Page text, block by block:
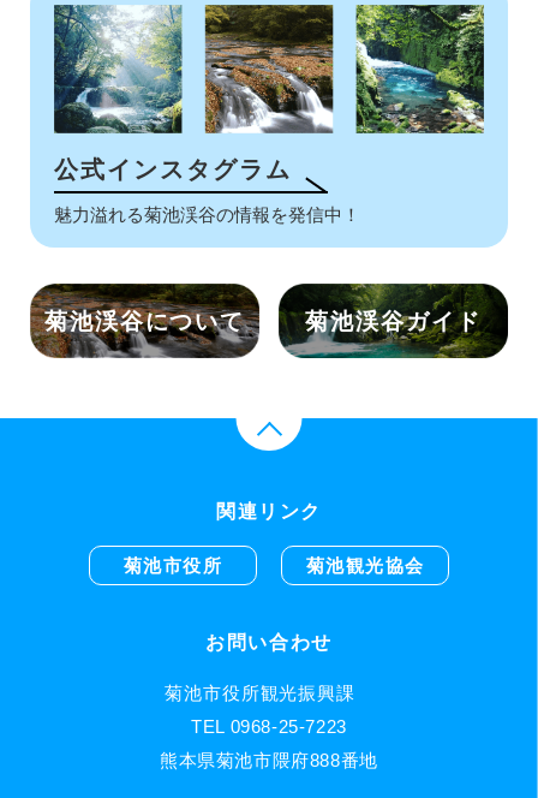
公式インスタグラム
魅力溢れる菊池渓谷の情報を発信中！
菊池渓谷について 菊池渓谷ガイド
関連リンク
菊池市役所 菊池観光協会
お問い合わせ
菊池市役所観光振興課
TEL 0968-25-7223
熊本県菊池市隈府888番地